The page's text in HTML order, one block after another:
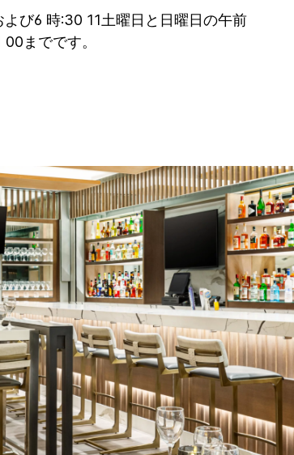
び6 時:30 11土曜日と日曜日の午前
までです。